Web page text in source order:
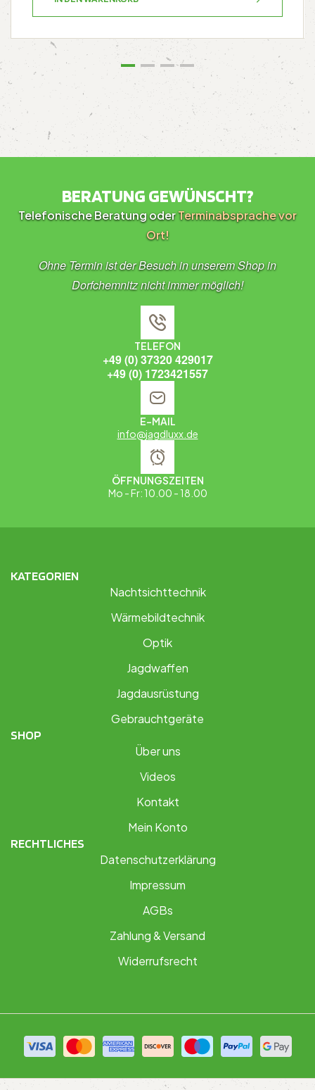
BERATUNG GEWÜNSCHT?
Telefonische Beratung oderTerminabsprache vor
Ort!
Ohne Termin ist der Besuch in unserem Shop in
Dorfchemnitz nicht immer möglich!
TELEFON
+49 (0) 37320 429017
+49 (0) 1723421557
E-MAIL
info@jagdluxx.de
ÖFFNUNGSZEITEN
Mo - Fr: 10.00 - 18.00
KATEGORIEN
Nachtsichttechnik
Wärmebildtechnik
Optik
Jagdwaffen
Jagdausrüstung
Gebrauchtgeräte
SHOP
Über uns
Videos
Kontakt
Mein Konto
RECHTLICHES
Datenschutzerklärung
Impressum
AGBs
Zahlung & Versand
Widerrufsrecht